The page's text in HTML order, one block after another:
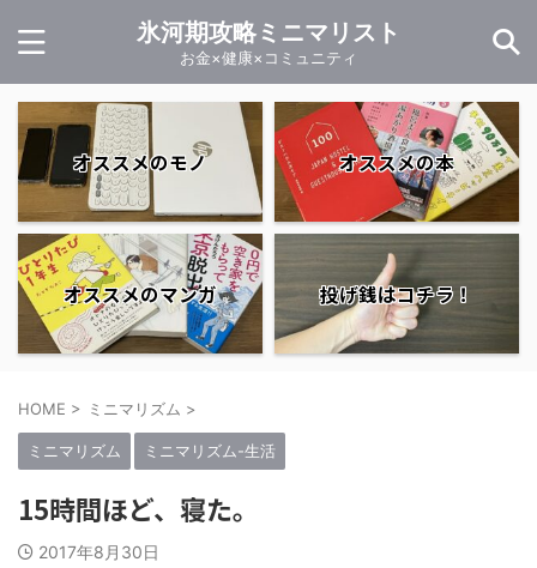
氷河期攻略ミニマリスト
お金×健康×コミュニティ
オススメのモノ オススメの本
オススメのマンガ 投げ銭はコチラ！
HOME > ミニマリズム >
ミニマリズム ミニマリズム-生活
15時間ほど、寝た。
2017年8月30日